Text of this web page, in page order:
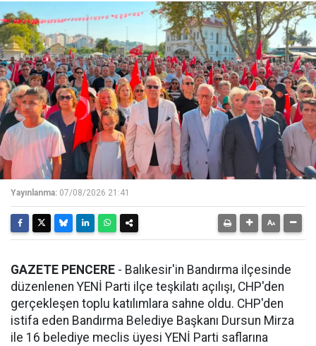
Yayınlanma: 07/08/2026 21:41
GAZETE PENCERE - Balıkesir'in Bandırma ilçesinde
düzenlenen YENİ Parti ilçe teşkilatı açılışı, CHP'den
gerçekleşen toplu katılımlara sahne oldu. CHP'den
istifa eden Bandırma Belediye Başkanı Dursun Mirza
ile 16 belediye meclis üyesi YENİ Parti saflarına